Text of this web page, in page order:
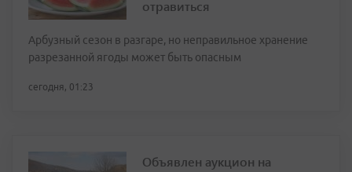
отравиться
Арбузный сезон в разгаре, но неправильное хранение
разрезанной ягоды может быть опасным
сегодня, 01:23
Объявлен аукцион на